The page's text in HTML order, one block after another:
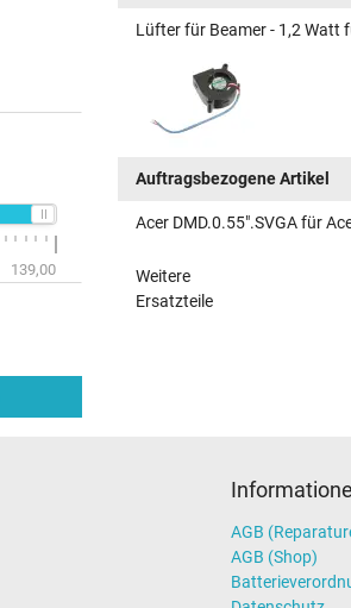
139,00
Lüfter für Beamer - 1,2 Watt
Auftragsbezogene Artikel
Acer DMD.0.55".SVGA für
Weitere
Ersatzteile
AGB
AGB (Shop)